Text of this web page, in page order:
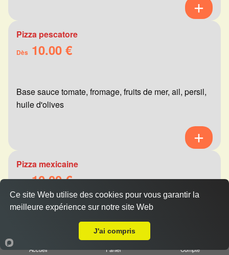
Pizza pescatore
Dès 10.00 €
Base sauce tomate, fromage, fruits de mer, ail, persil,
huile d'olives
Pizza mexicaine
Dès10.00 €
Base sauce tomate, fromage, viande hachée,
merguez, champignons, poivrons
Accueil Panier Compte
Ce site Web utilise des cookies pour vous garantir la
meilleure expérience sur notre site Web
J'ai compris